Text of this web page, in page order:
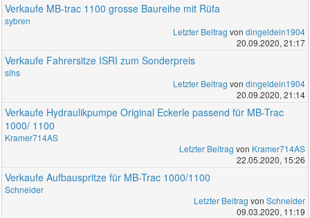
Verkaufe MB-trac 1100 grosse Baureihe mit Rüfa
sybren
Letzter Beitrag von dingeldein1904
20.09.2020, 21:17
Verkaufe Fahrersitze ISRI zum Sonderpreis
slhs
Letzter Beitrag von dingeldein1904
20.09.2020, 21:14
Verkaufe Hydraulikpumpe Original Eckerle passend für MB-Trac
1000/ 1100
Kramer714AS
Letzter Beitrag von Kramer714AS
22.05.2020, 15:26
Verkaufe Aufbauspritze für MB-Trac 1000/1100
Schneider
Letzter Beitrag von Schneider
09.03.2020, 11:19